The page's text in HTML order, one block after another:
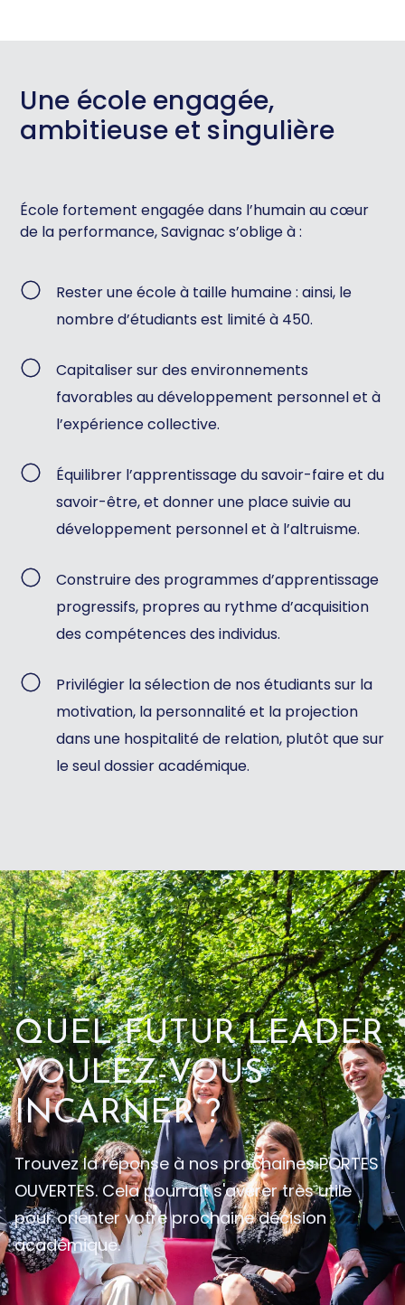
Une école engagée,
ambitieuse et singulière
École fortement engagée dans l’humain au cœur
de la performance, Savignac s’oblige à :
Rester une école à taille humaine : ainsi, le
nombre d’étudiants est limité à 450.
Capitaliser sur des environnements
favorables au développement personnel et à
l’expérience collective.
Équilibrer l’apprentissage du savoir-faire et du
savoir-être, et donner une place suivie au
développement personnel et à l’altruisme.
Construire des programmes d’apprentissage
progressifs, propres au rythme d’acquisition
des compétences des individus.
Privilégier la sélection de nos étudiants sur la
motivation, la personnalité et la projection
dans une hospitalité de relation, plutôt que sur
le seul dossier académique.
QUEL FUTUR LEADER
VOULEZ-VOUS
INCARNER ?
Trouvez la réponse à nos prochaines PORTES
OUVERTES. Cela pourrait s'avérer très utile
pour orienter votre prochaine décision
académique.